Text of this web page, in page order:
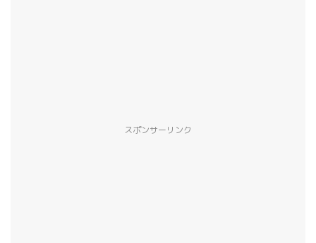
スポンサーリンク